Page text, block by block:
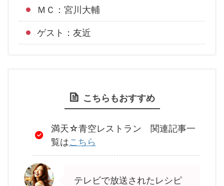
ＭＣ：宮川大輔
ゲスト：友近
こちらもおすすめ
満天☆青空レストラン 関連記事一
覧はこちら
テレビで放送されたレシピ